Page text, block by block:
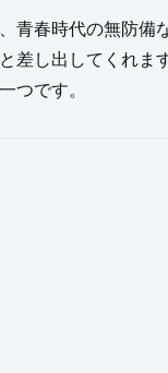
青春時代の無防備
差し出してくれま
つです。